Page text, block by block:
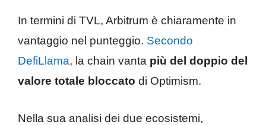
In termini di TVL, Arbitrum è chiaramente in
vantaggio nel punteggio. Secondo
DefiLlama, la chain vanta più del doppio del
valore totale bloccato di Optimism.
Nella sua analisi dei due ecosistemi,